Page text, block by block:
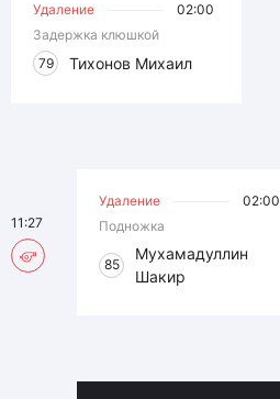
Удаление
02:00
Задержка клюшкой
79
Тихонов Михаил
Удаление
02:00
Подножка
85
Мухамадуллин
Шакир
11:27